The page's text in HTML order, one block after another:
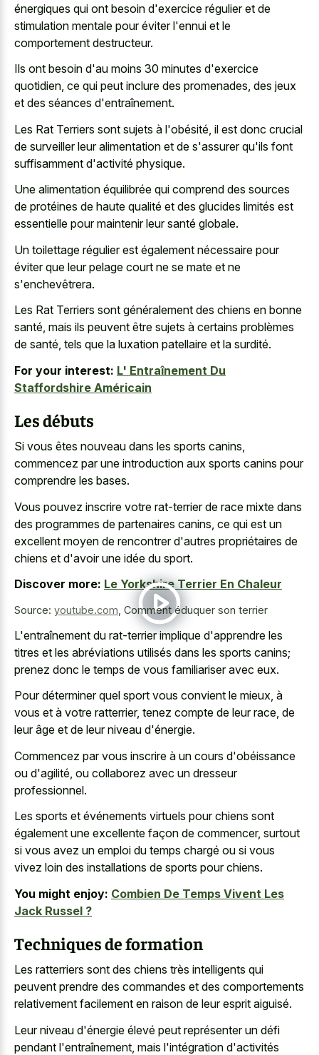
énergiques qui ont besoin d'exercice régulier et de
stimulation mentale pour éviter l'ennui et le
comportement destructeur.
Ils ont besoin d'au moins 30 minutes d'exercice
quotidien, ce qui peut inclure des promenades, des jeux
et des séances d'entraînement.
Les Rat Terriers sont sujets à l'obésité, il est donc crucial
de surveiller leur alimentation et de s'assurer qu'ils font
suffisamment d'activité physique.
Une alimentation équilibrée qui comprend des sources
de protéines de haute qualité et des glucides limités est
essentielle pour maintenir leur santé globale.
Un toilettage régulier est également nécessaire pour
éviter que leur pelage court ne se mate et ne
s'enchevêtrera.
Les Rat Terriers sont généralement des chiens en bonne
santé, mais ils peuvent être sujets à certains problèmes
de santé, tels que la luxation patellaire et la surdité.
For your interest: L' Entraînement Du
Staffordshire Américain
Les débuts
Si vous êtes nouveau dans les sports canins,
commencez par une introduction aux sports canins pour
comprendre les bases.
Vous pouvez inscrire votre rat-terrier de race mixte dans
des programmes de partenaires canins, ce qui est un
excellent moyen de rencontrer d'autres propriétaires de
chiens et d'avoir une idée du sport.
Discover more: Le Yorkshire Terrier En Chaleur
Source: youtube.com Comment éduquer son terrier
L'entraînement du rat-terrier implique d'apprendre les
titres et les abréviations utilisés dans les sports canins;
prenez donc le temps de vous familiariser avec eux.
Pour déterminer quel sport vous convient le mieux, à
vous et à votre ratterrier, tenez compte de leur race, de
leur âge et de leur niveau d'énergie.
Commencez par vous inscrire à un cours d'obéissance
ou d'agilité, ou collaborez avec un dresseur
professionnel.
Les sports et événements virtuels pour chiens sont
également une excellente façon de commencer, surtout
si vous avez un emploi du temps chargé ou si vous
vivez loin des installations de sports pour chiens.
You might enjoy: Combien De Temps Vivent Les
Jack Russel ?
Techniques de formation
Les ratterriers sont des chiens très intelligents qui
peuvent prendre des commandes et des comportements
relativement facilement en raison de leur esprit aiguisé.
Leur niveau d'énergie élevé peut représenter un défi
pendant l'entraînement, mais l'intégration d'activités